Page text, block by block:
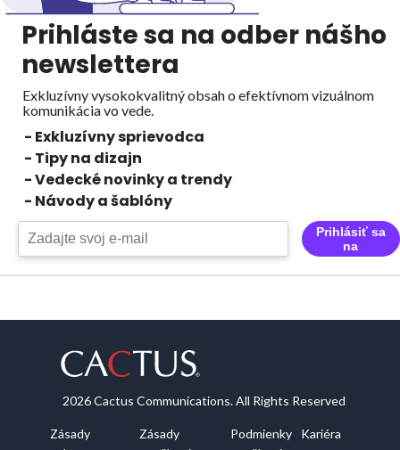
Prihláste sa na odber nášho
newslettera
Exkluzívny vysokokvalitný obsah o efektívnom vizuálnom
komunikácia vo vede.
- Exkluzívny sprievodca
- Tipy na dizajn
- Vedecké novinky a trendy
- Návody a šablóny
Prihlásiť sa
na
2026 Cactus Communications. All Rights Reserved
Zásady
Zásady
Podmienky
Kariéra